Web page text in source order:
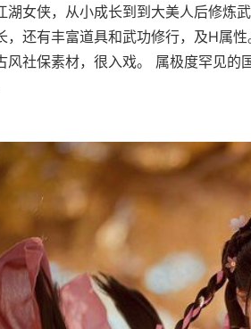
湖女侠，从小成长到到大美人后修炼
，还有丰富道具和武功修行，及H属
风社保素材，很入戏。 属极度罕见的